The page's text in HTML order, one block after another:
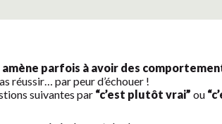
amène parfois à avoir des
réussir… par peur d’échouer !
suivantes par “c’est plutôt vrai” ou